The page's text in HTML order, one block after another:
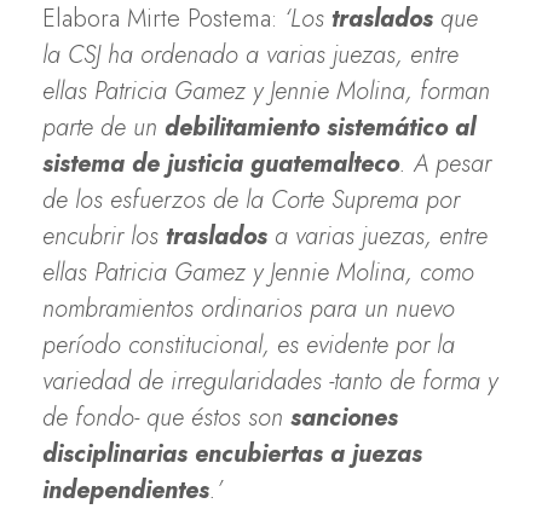
Elabora Mirte Postema: ‘Los traslados que
la CSJ ha ordenado a varias juezas, entre
ellas Patricia Gamez y Jennie Molina, forman
parte de un debilitamiento sistemático al
sistema de justicia guatemalteco. A pesar
de los esfuerzos de la Corte Suprema por
encubrir los traslados a varias juezas, entre
ellas Patricia Gamez y Jennie Molina, como
nombramientos ordinarios para un nuevo
período constitucional, es evidente por la
variedad de irregularidades -tanto de forma y
de fondo- que éstos son sanciones
disciplinarias encubiertas a juezas
independientes.’